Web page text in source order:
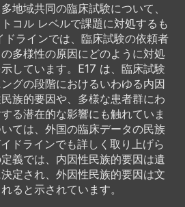
地域共同の臨床試験について、
コル レベルで課題に対処するも
ラインでは、臨床試験の依頼者
多様性の原因にどのように対処
しています。E17 は、臨床試験
グの段階におけるいわゆる内因
族的要因や、多様な患者群にわ
る潜在的な影響にも触れていま
ては、外国の臨床データの民族
ドラインでも詳しく取り上げら
義では、内因性民族的要因は遺
定され、外因性民族的要因は文
ると示されています。